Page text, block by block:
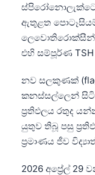
ඇතුළත
ලෙවොතිරොක්සීන්
එහි සම්පූර්ණ
නව සලකුණක්
කනස්සල්ලෙන්
ප්‍රතිඵලය රතුද
යුතුව තිබූ පසු
ප්‍රමාණය ජීව
2026 අප්‍රේල් 29